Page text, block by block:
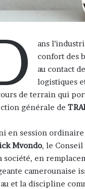
ans
confort des
au contact
logistiques
de terrain qui
générale de
en session
Mvondo, le Conseil
société, en
camerounaise
et la discipline